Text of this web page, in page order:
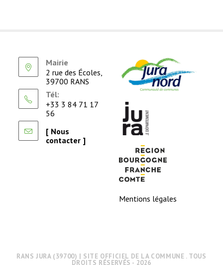
Mairie
2 rue des Écoles,
39700 RANS
Tél:
+33 3 84 71 17
56
[ Nous
contacter ]
Mentions légales
RANS JURA (39700) | SITE OFFICIEL DE LA COMMUNE . TOUS
DROITS RÉSERVÉS - 2026